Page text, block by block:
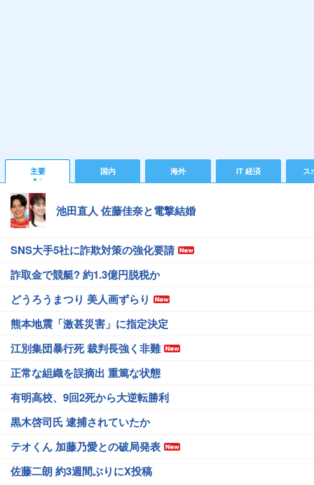
主要 国内 海外 IT 経済 ス
池田直人 佐藤佳奈と電撃結婚
SNS大手5社に詐欺対策の強化要請
詐取金で競艇? 約1.3億円脱税か
どうろうまつり 美人画ずらり
熊本地震「激甚災害」に指定決定
江別集団暴行死 裁判長強く非難
正常な組織を誤摘出 重篤な状態
有明高校、9回2死から大逆転勝利
黒木啓司氏 逮捕されていたか
テオくん 加藤乃愛との破局発表
佐藤二朗 約3週間ぶりにX投稿